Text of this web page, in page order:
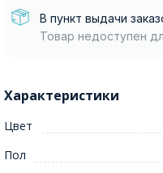
В пункт выдачи
Товар недоступен
Характеристики
Цвет
Пол